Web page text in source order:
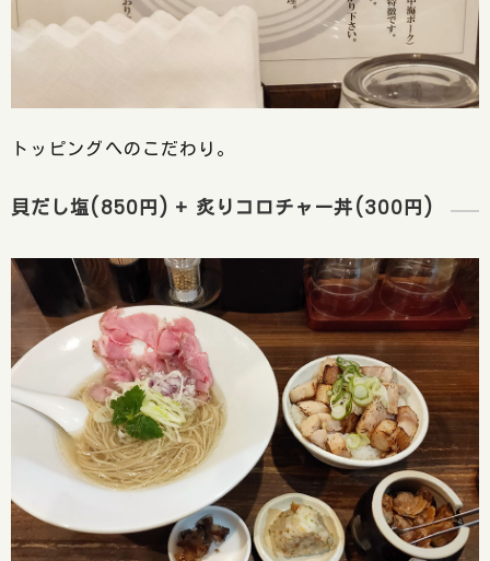
トッピングへのこだわり。
貝だし塩(850円) + 炙りコロチャー丼(300円)